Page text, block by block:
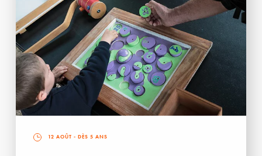
12 AOÛT - DÈS 5 ANS